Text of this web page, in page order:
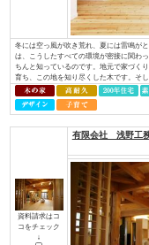
資料請求はコ